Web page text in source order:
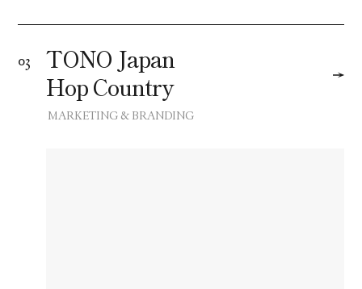
03
TONO Japan
Hop Country
MARKETING & BRANDING